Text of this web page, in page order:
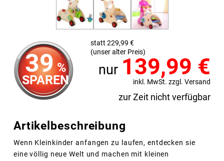
39 %
SPAREN
statt 229,99 €
(unser alter Preis)
nur 139,99 €
inkl. MwSt. zzgl. Versand
zur Zeit nicht verfügbar
Artikelbeschreibung
Wenn Kleinkinder anfangen zu laufen, entdecken sie
eine völlig neue Welt und machen mit kleinen